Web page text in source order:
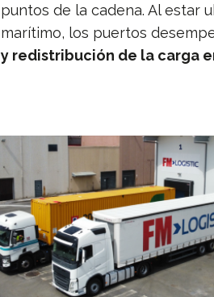
puntos de la cadena. Al estar
marítimo, los puertos
y redistribución de la carga